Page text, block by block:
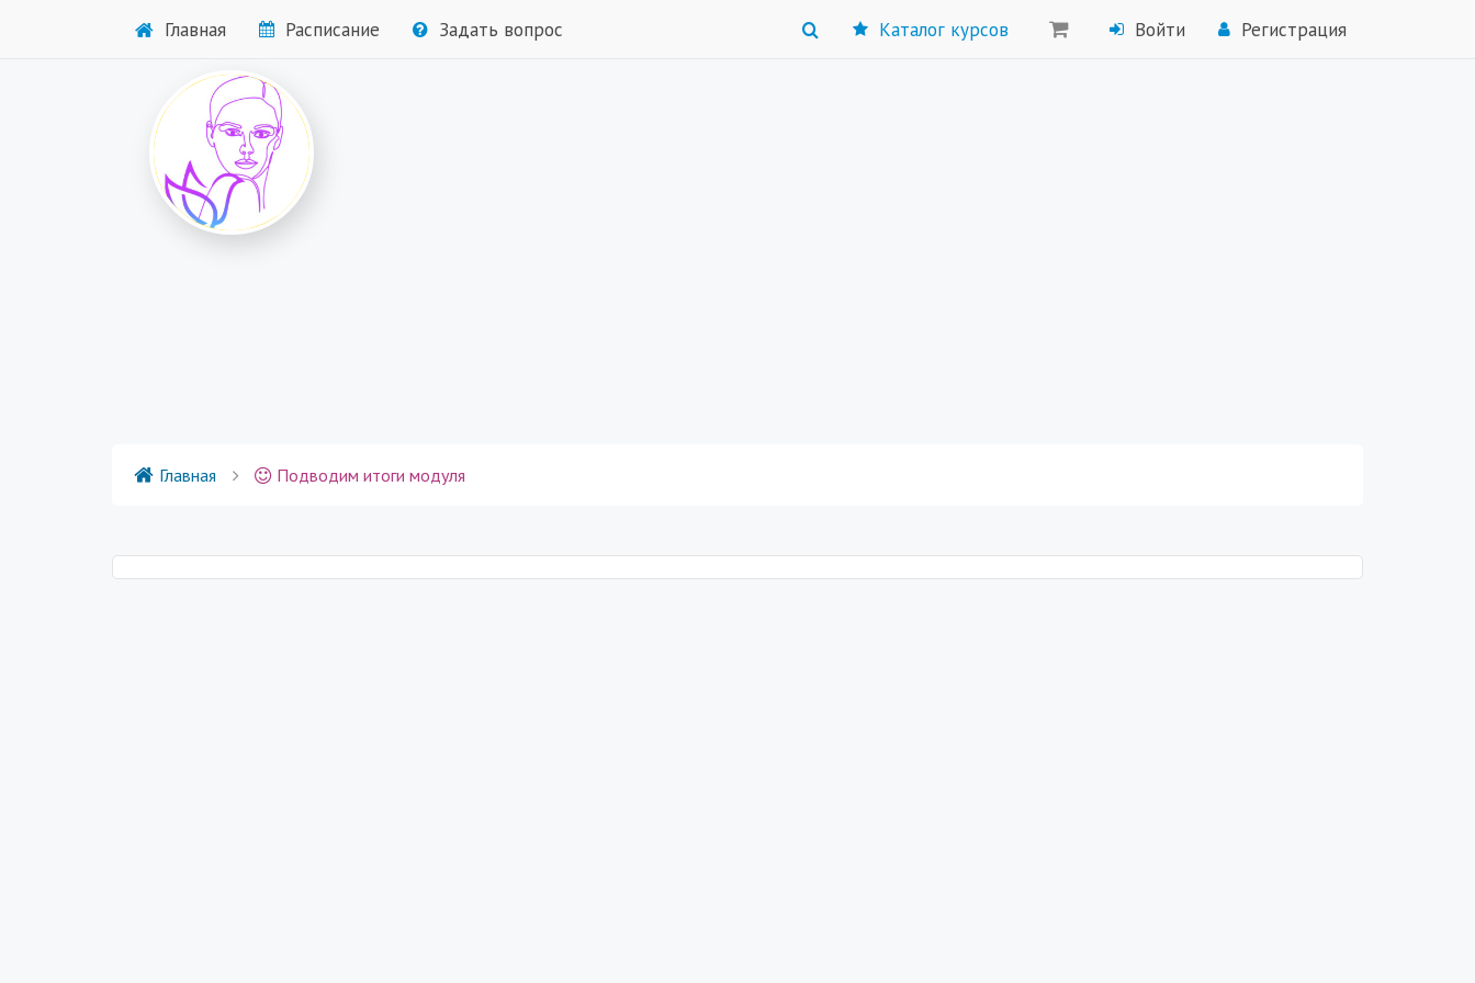
Главная Расписание Задать вопрос Каталог курсов Войти Регистрация
Главная Подводим итоги модуля